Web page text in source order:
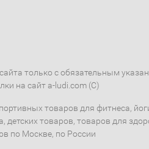
только с обязательным
на сайт a-ludi.com (C)
товаров для фитнеса,
детских товаров, товаров для
по Москве, по России